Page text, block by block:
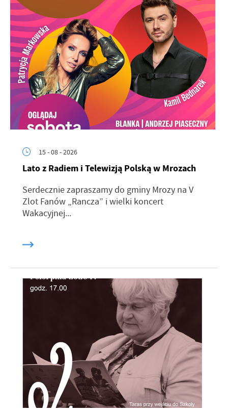
15 - 08 - 2026
Lato z Radiem i Telewizją Polską w Mrozach
Serdecznie zapraszamy do gminy Mrozy na V
Zlot Fanów „Rancza” i wielki koncert
Wakacyjnej...